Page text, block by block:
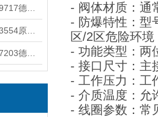
- 阀体材质：通
- 防爆特性：型
区/2区危险环境
- 功能类型：两
- 接口尺寸：主
- 工作压力：工
- 介质温度：允
- 线圈参数：常